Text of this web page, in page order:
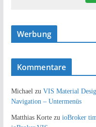
Werbung
Kommentare
Michaelzu VIS Material
Navigation – Untermenüs
Matthias Kortezu ioBroker